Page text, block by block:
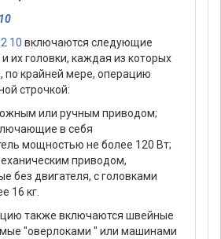
10 включаются следующие
их головки, каждая из которых
по крайней мере, операцию
строчкой:
или ручным приводом;
в себя
мощностью не более 120 Вт;
приводом,
без двигателя, с головками
16 кг.
также включаются швейные
"оверлоками " или машинами